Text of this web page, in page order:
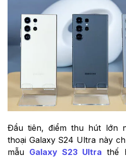
Đầu tiên, điểm thu hút lớn
thoại Galaxy S24 Ultra này
mẫu Galaxy S23 Ultra thế